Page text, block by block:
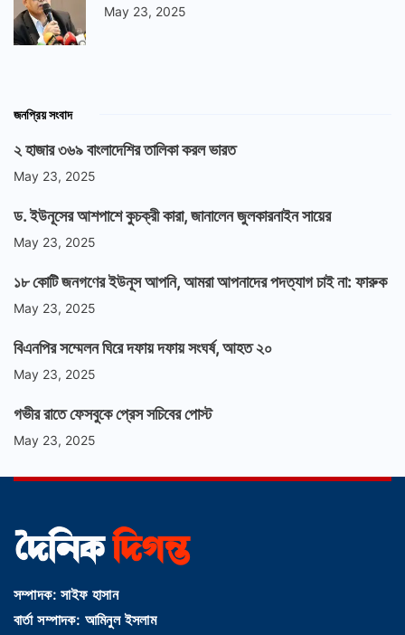
May 23, 2025
জনপ্রিয় সংবাদ
২ হাজার ৩৬৯ বাংলাদেশির তালিকা করল ভারত
May 23, 2025
ড. ইউনূসের আশপাশে কুচক্রী কারা, জানালেন জুলকারনাইন সায়ের
May 23, 2025
১৮ কোটি জনগণের ইউনূস আপনি, আমরা আপনাদের পদত্যাগ চাই না: ফারুক
May 23, 2025
বিএনপির সম্মেলন ঘিরে দফায় দফায় সংঘর্ষ, আহত ২০
May 23, 2025
গভীর রাতে ফেসবুকে প্রেস সচিবের পোস্ট
May 23, 2025
সম্পাদক: সাইফ হাসান
বার্তা সম্পাদক: আমিনুল ইসলাম